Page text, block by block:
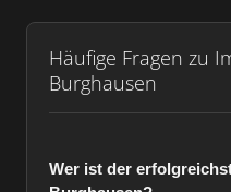
Häufige Fragen zu
Burghausen
Wer ist der